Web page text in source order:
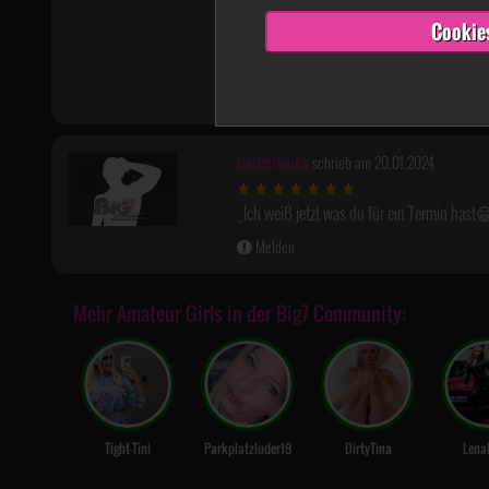
GeilerHenks schrieb am 20.01.2024
Ich weiß jetzt was du für ein Termin
Melden
Mehr Amateur Girls in der Big7 Community:
Tight-Tini Parkplatzluder19 DirtyTina